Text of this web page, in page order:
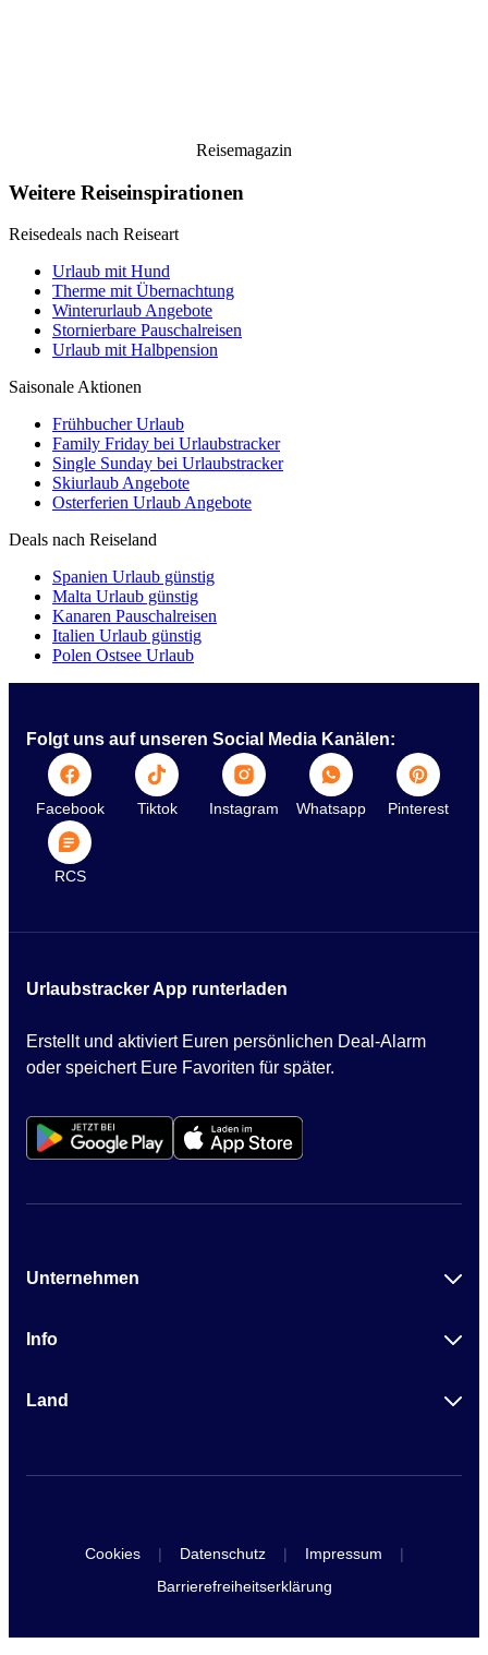
Reisemagazin
Weitere Reiseinspirationen
Reisedeals nach Reiseart
Urlaub mit Hund
Therme mit Übernachtung
Winterurlaub Angebote
Stornierbare Pauschalreisen
Urlaub mit Halbpension
Saisonale Aktionen
Frühbucher Urlaub
Family Friday bei Urlaubstracker
Single Sunday bei Urlaubstracker
Skiurlaub Angebote
Osterferien Urlaub Angebote
Deals nach Reiseland
Spanien Urlaub günstig
Malta Urlaub günstig
Kanaren Pauschalreisen
Italien Urlaub günstig
Polen Ostsee Urlaub